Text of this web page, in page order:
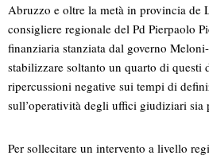
Abruzzo e oltre la metà in provincia de
consigliere regionale del Pd Pierpaolo
finanziaria stanziata dal governo
stabilizzare soltanto un quarto di questi
ripercussioni negative sui tempi di
sull’operatività degli uffici giudiziari sia
Per sollecitare un intervento a livello